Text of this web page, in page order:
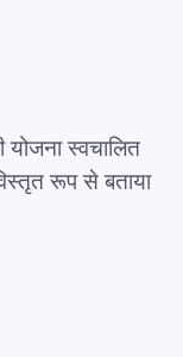
स्वचालित
रूप से बताया